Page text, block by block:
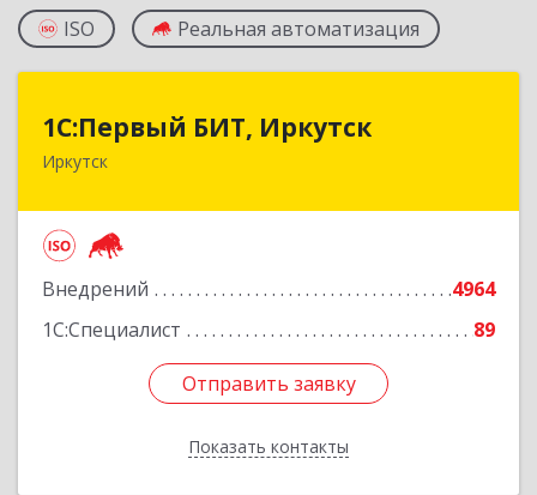
ISO Реальная автоматизация
1С:Первый БИТ, Иркутск
Иркутск
Внедрений
4964
1С:Специалист
89
Отправить заявку
Показать контакты
1С:Первый БИТ, Иркутск
664007, Иркутская обл, Иркутск г, Декабрьских
Отправить заявку
Назад